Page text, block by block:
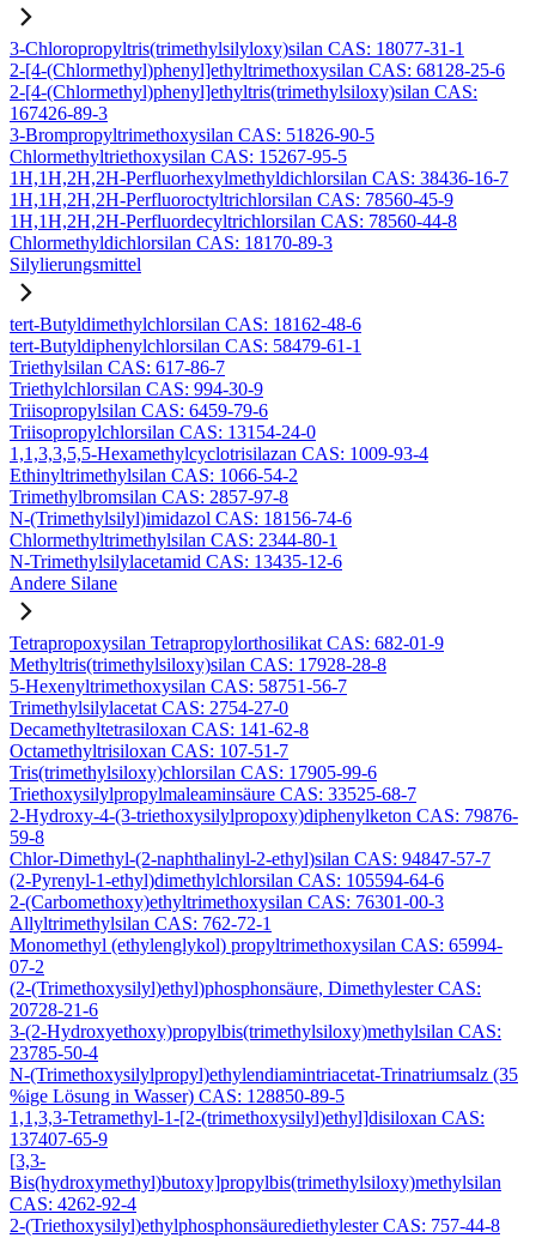
3-Chloropropyltris(trimethylsilyloxy)silan CAS: 18077-31-1
2-[4-(Chlormethyl)phenyl]ethyltrimethoxysilan CAS: 68128-25-6
2-[4-(Chlormethyl)phenyl]ethyltris(trimethylsiloxy)silan CAS:
167426-89-3
3-Brompropyltrimethoxysilan CAS: 51826-90-5
Chlormethyltriethoxysilan CAS: 15267-95-5
1H,1H,2H,2H-Perfluorhexylmethyldichlorsilan CAS: 38436-16-7
1H,1H,2H,2H-Perfluoroctyltrichlorsilan CAS: 78560-45-9
1H,1H,2H,2H-Perfluordecyltrichlorsilan CAS: 78560-44-8
Chlormethyldichlorsilan CAS: 18170-89-3
Silylierungsmittel
tert-Butyldimethylchlorsilan CAS: 18162-48-6
tert-Butyldiphenylchlorsilan CAS: 58479-61-1
Triethylsilan CAS: 617-86-7
Triethylchlorsilan CAS: 994-30-9
Triisopropylsilan CAS: 6459-79-6
Triisopropylchlorsilan CAS: 13154-24-0
1,1,3,3,5,5-Hexamethylcyclotrisilazan CAS: 1009-93-4
Ethinyltrimethylsilan CAS: 1066-54-2
Trimethylbromsilan CAS: 2857-97-8
N-(Trimethylsilyl)imidazol CAS: 18156-74-6
Chlormethyltrimethylsilan CAS: 2344-80-1
N-Trimethylsilylacetamid CAS: 13435-12-6
Andere Silane
Tetrapropoxysilan Tetrapropylorthosilikat CAS: 682-01-9
Methyltris(trimethylsiloxy)silan CAS: 17928-28-8
5-Hexenyltrimethoxysilan CAS: 58751-56-7
Trimethylsilylacetat CAS: 2754-27-0
Decamethyltetrasiloxan CAS: 141-62-8
Octamethyltrisiloxan CAS: 107-51-7
Tris(trimethylsiloxy)chlorsilan CAS: 17905-99-6
Triethoxysilylpropylmaleaminsäure CAS: 33525-68-7
2-Hydroxy-4-(3-triethoxysilylpropoxy)diphenylketon CAS: 79876-
59-8
Chlor-Dimethyl-(2-naphthalinyl-2-ethyl)silan CAS: 94847-57-7
(2-Pyrenyl-1-ethyl)dimethylchlorsilan CAS: 105594-64-6
2-(Carbomethoxy)ethyltrimethoxysilan CAS: 76301-00-3
Allyltrimethylsilan CAS: 762-72-1
Monomethyl (ethylenglykol) propyltrimethoxysilan CAS: 65994-
07-2
(2-(Trimethoxysilyl)ethyl)phosphonsäure, Dimethylester CAS:
20728-21-6
3-(2-Hydroxyethoxy)propylbis(trimethylsiloxy)methylsilan CAS:
23785-50-4
N-(Trimethoxysilylpropyl)ethylendiamintriacetat-Trinatriumsalz (35
%ige Lösung in Wasser) CAS: 128850-89-5
1,1,3,3-Tetramethyl-1-[2-(trimethoxysilyl)ethyl]disiloxan CAS:
137407-65-9
[3,3-
Bis(hydroxymethyl)butoxy]propylbis(trimethylsiloxy)methylsilan
CAS: 4262-92-4
2-(Triethoxysilyl)ethylphosphonsäurediethylester CAS: 757-44-8